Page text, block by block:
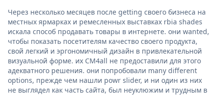
Через несколько месяцев после getting своего бизнеса на
местных ярмарках и ремесленных выставках rbia shades
искала способ продавать товары в интернете. они wanted,
чтобы показать посетителям качество своего продукта,
свой легкий и эргономичный дизайн в привлекательной
визуальной форме. их CM4all не предоставили для этого
адекватного решения. они попробовали many different
options, прежде чем нашли powr slider, и ни один из них
не выглядел как часть сайта, был неуклюжим и трудным в